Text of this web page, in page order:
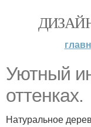
Уютный
оттенках.
Натуральное